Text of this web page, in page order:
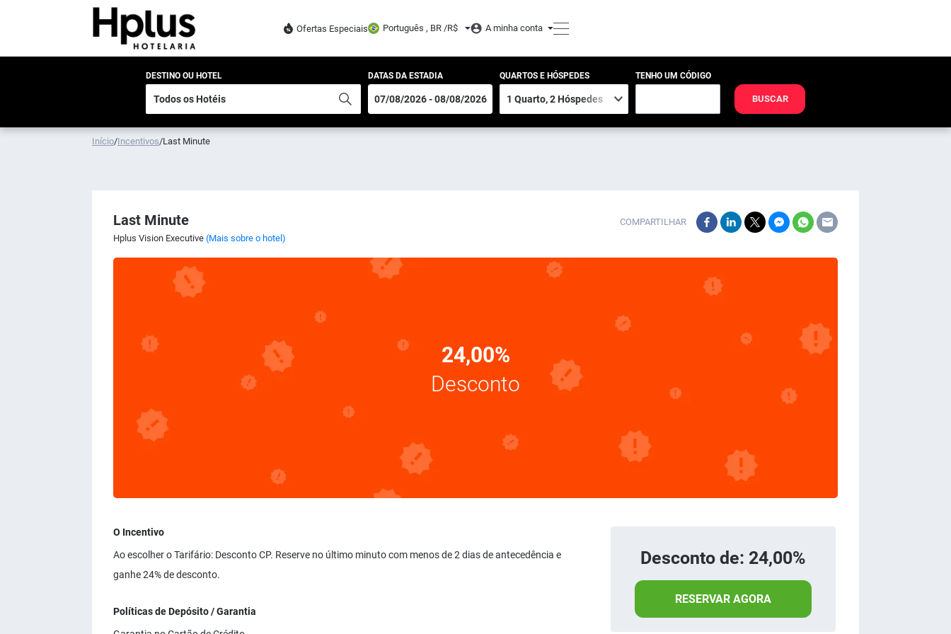
Ofertas Especiais Português , BR /R$ A minha conta
DESTINO OU HOTEL DATAS DA ESTADIA QUARTOS E HÓSPEDES TENHO UM CÓDIGO
BUSCAR
Início/Incentivos/Last Minute
Last Minute
Hplus Vision Executive (Mais sobre o hotel)
COMPARTILHAR
24,00%
Desconto
O Incentivo
Ao escolher o Tarifário: Desconto CP. Reserve no último minuto com menos de 2 dias de antecedência e
ganhe 24% de desconto.
Políticas de Depósito / Garantia
Desconto de: 24,00%
RESERVAR AGORA